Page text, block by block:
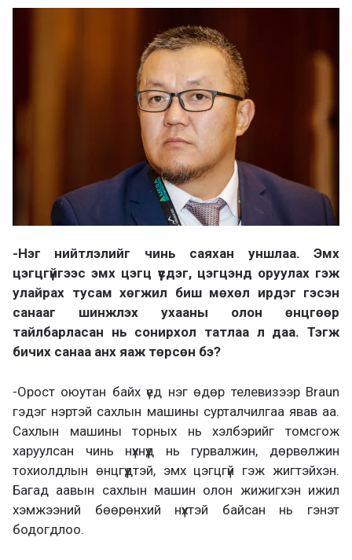
а
э
-Нэг нийтлэлийг чинь саяхан уншлаа. Эмх
цэгцгүйгээс эмх цэгц үүсдэг, цэгцэнд оруулах гэж
улайрах тусам хөгжил биш мөхөл ирдэг гэсэн
санааг шинжлэх ухааны олон өнцгөөр
тайлбарласан нь сонирхол татлаа л даа. Тэгж
бичих санаа анх яаж төрсөн бэ?
-Орост оюутан байх үед нэг өдөр телевизээр Brаun
гэдэг нэртэй сахлын машины сурталчилгаа явав аа.
Сахлын машины торных нь хэлбэрийг томсгож
харуулсан чинь нүхнүүд нь гурвалжин, дөрвөлжин
тохиолдлын өнцгүүдтэй, эмх цэгцгүй гэж жигтэйхэн.
Багад аавын сахлын машин олон жижигхэн ижил
хэмжээний бөөрөнхий нүхтэй байсан нь гэнэт
бодогдлоо.